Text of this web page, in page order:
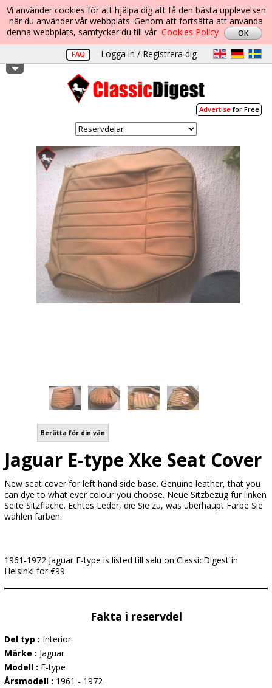
Vi använder cookies för att hjälpa dig att få den bästa upplevelsen
när du använder vår webbplats. Genom att fortsätta att använda
denna webbplats, samtycker du till vår Cookies Policy
FAQ Logga in / Registrera dig
Advertisefor Free
Berätta för din vän
Jaguar E-type Xke Seat Cover
New seat cover for left hand side base. Genuine leather, that you
can dye to what ever colour you choose. Neue Sitzbezug für linken
Seite Sitzfläche. Echtes Leder, die Sie zu, was überhaupt Farbe Sie
wählen färben.
1961-1972 Jaguar E-type is listed till salu on ClassicDigest in
Helsinki for €99.
Fakta i reservdel
Del typ : Interior
Märke : Jaguar
Modell : E-type
Årsmodell : 1961 - 1972